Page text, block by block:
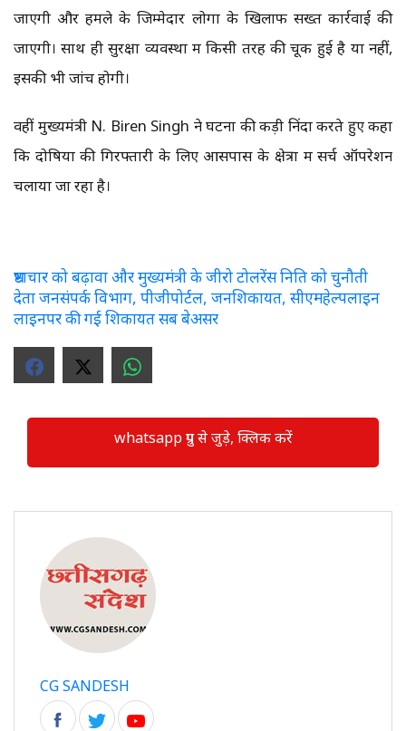
जाएगी और हमले के जिम्मेदार लोगों के खिलाफ सख्त कार्रवाई की
जाएगी। साथ ही सुरक्षा व्यवस्था में किसी तरह की चूक हुई है या नहीं,
इसकी भी जांच होगी।
वहीं मुख्यमंत्री N. Biren Singh ने घटना की कड़ी निंदा करते हुए कहा
कि दोषियों की गिरफ्तारी के लिए आसपास के क्षेत्रों में सर्च ऑपरेशन
चलाया जा रहा है।
भ्रष्टाचार को बढ़ावा और मुख्यमंत्री के जीरो टोलरेंस निति को चुनौती
देता जनसंपर्क विभाग, पीजीपोर्टल, जनशिकायत, सीएमहेल्पलाइन
लाइनपर की गई शिकायत सब बेअसर
whatsapp ग्रुप से जुड़े, क्लिक करें
CG SANDESH